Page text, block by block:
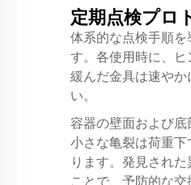
定期点検プロ
体系的な点検手順
す。各使用時に、ヒ
緩んだ金具は速や
い。
容器の壁面および底
小さな亀裂は荷重
ります。発見され
ことで、予防的な交